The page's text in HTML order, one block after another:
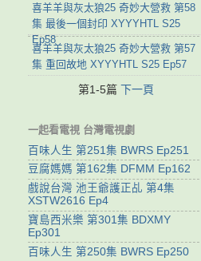
喜羊羊與灰太狼25 奇妙大營救 第58
集 最後一個封印 XYYYHTL S25
Ep58
喜羊羊與灰太狼25 奇妙大營救 第57
集 重回故地 XYYYHTL S25 Ep57
第1-5篇 下一頁
一起看電視 台灣電視劇
百味人生 第251集 BWRS Ep251
豆腐媽媽 第162集 DFMM Ep162
戲說台灣 池王爺護正乩 第4集
XSTW2616 Ep4
寶島西米樂 第301集 BDXMY
Ep301
百味人生 第250集 BWRS Ep250